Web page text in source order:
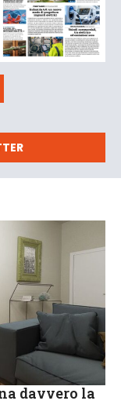
davvero la